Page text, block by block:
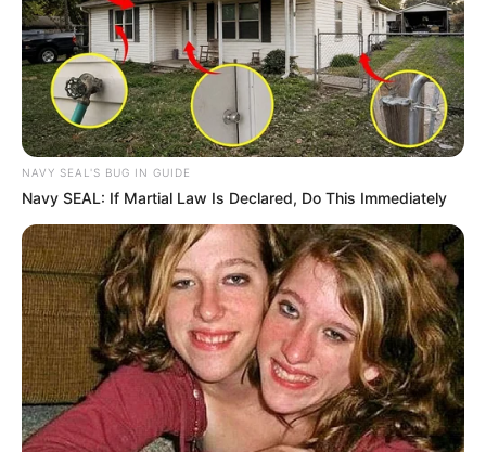
NAVY SEAL'S BUG IN GUIDE
Navy SEAL: If Martial Law Is Declared, Do This Immediately